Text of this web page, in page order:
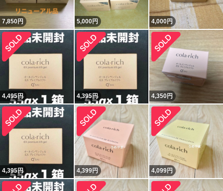
7,850円 5,000円 4,000円
4,495円 4,395円 4,350円
4,395円 4,399円 4,099円